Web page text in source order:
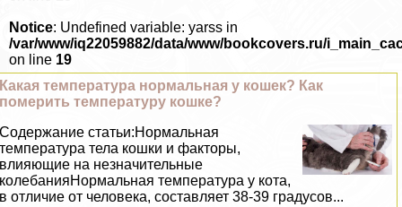
Notice: Undefined variable: yarss in
/var/www/iq22059882/data/www/bookcovers.ru/
on line 19
Какая температура нормальная у кошек? Как
померить температуру кошке?
Содержание статьи:Нормальная
температура тела кошки и факторы,
влияющие на незначительные
колебанияНормальная температура у кота,
в отличие от человека, составляет 38-39 градусов...